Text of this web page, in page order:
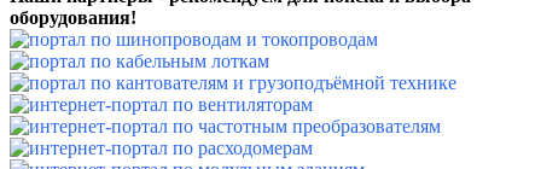
оборудования!